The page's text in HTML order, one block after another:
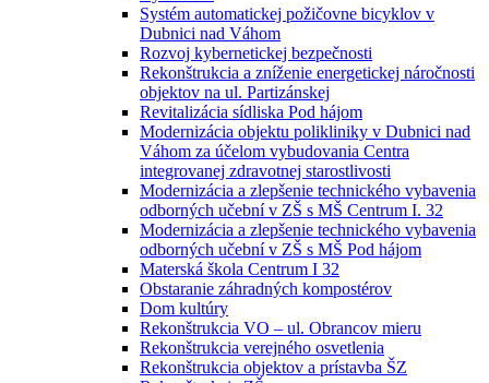
Systém automatickej požičovne bicyklov v
Dubnici nad Váhom
Rozvoj kybernetickej bezpečnosti
Rekonštrukcia a zníženie energetickej náročnosti
objektov na ul. Partizánskej
Revitalizácia sídliska Pod hájom
Modernizácia objektu polikliniky v Dubnici nad
Váhom za účelom vybudovania Centra
integrovanej zdravotnej starostlivosti
Modernizácia a zlepšenie technického vybavenia
odborných učební v ZŠ s MŠ Centrum I. 32
Modernizácia a zlepšenie technického vybavenia
odborných učební v ZŠ s MŠ Pod hájom
Materská škola Centrum I 32
Obstaranie záhradných kompostérov
Dom kultúry
Rekonštrukcia VO – ul. Obrancov mieru
Rekonštrukcia verejného osvetlenia
Rekonštrukcia objektov a prístavba ŠZ